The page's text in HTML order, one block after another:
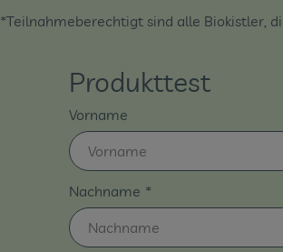
*Teilnahmeberechtigt sind alle Biokistler,
Produkttest
Vorname
Nachname *